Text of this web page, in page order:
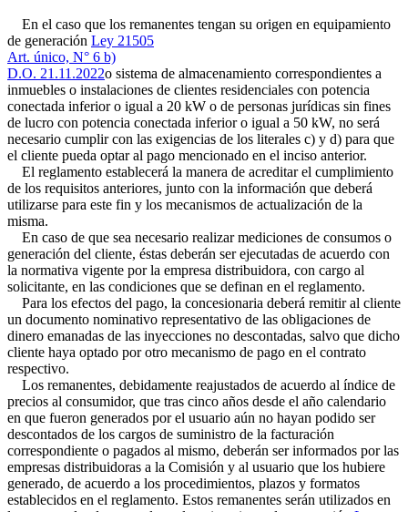
En el caso que los remanentes tengan su origen en equipamiento
de generación Ley 21505
Art. único, N° 6 b)
D.O. 21.11.2022o sistema de almacenamiento correspondientes a
inmuebles o instalaciones de clientes residenciales con potencia
conectada inferior o igual a 20 kW o de personas jurídicas sin fines
de lucro con potencia conectada inferior o igual a 50 kW, no será
necesario cumplir con las exigencias de los literales c) y d) para que
el cliente pueda optar al pago mencionado en el inciso anterior.
El reglamento establecerá la manera de acreditar el cumplimiento
de los requisitos anteriores, junto con la información que deberá
utilizarse para este fin y los mecanismos de actualización de la
misma.
En caso de que sea necesario realizar mediciones de consumos o
generación del cliente, éstas deberán ser ejecutadas de acuerdo con
la normativa vigente por la empresa distribuidora, con cargo al
solicitante, en las condiciones que se definan en el reglamento.
Para los efectos del pago, la concesionaria deberá remitir al cliente
un documento nominativo representativo de las obligaciones de
dinero emanadas de las inyecciones no descontadas, salvo que dicho
cliente haya optado por otro mecanismo de pago en el contrato
respectivo.
Los remanentes, debidamente reajustados de acuerdo al índice de
precios al consumidor, que tras cinco años desde el año calendario
en que fueron generados por el usuario aún no hayan podido ser
descontados de los cargos de suministro de la facturación
correspondiente o pagados al mismo, deberán ser informados por las
empresas distribuidoras a la Comisión y al usuario que los hubiere
generado, de acuerdo a los procedimientos, plazos y formatos
establecidos en el reglamento. Estos remanentes serán utilizados en